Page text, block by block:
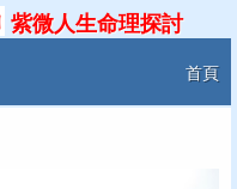
紫微人生命理探討
首頁